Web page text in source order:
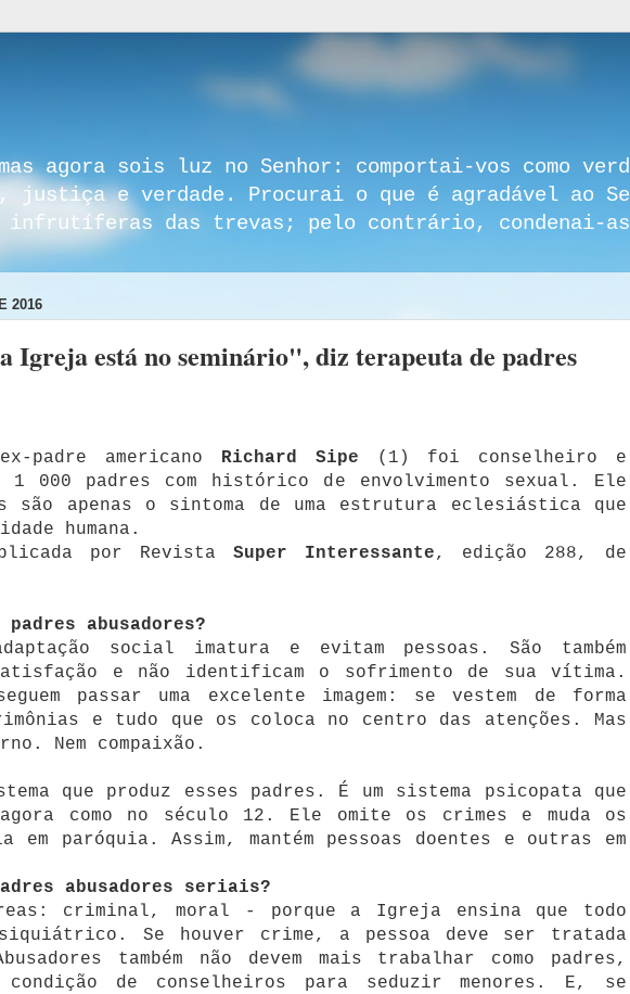
agora sois luz no Senhor: comportai-vos como
justiça e verdade. Procurai o que é agradável ao
infrutíferas das trevas; pelo contrário, condenai-
2016
Igreja está no seminário", diz terapeuta de padres
padre americano Richard Sipe (1) foi conselheiro e
1 000 padres com histórico de envolvimento sexual. Ele
são apenas o sintoma de uma estrutura eclesiástica que
humana.
por Revista Super Interessante, edição 288, de
abusadores?
social imatura e evitam pessoas. São também
e não identificam o sofrimento de sua vítima.
passar uma excelente imagem: se vestem de forma
e tudo que os coloca no centro das atenções. Mas
Nem compaixão.
que produz esses padres. É um sistema psicopata que
como no século 12. Ele omite os crimes e muda os
em paróquia. Assim, mantém pessoas doentes e outras em
abusadores seriais?
criminal, moral - porque a Igreja ensina que todo
Se houver crime, a pessoa deve ser tratada
também não devem mais trabalhar como padres,
condição de conselheiros para seduzir menores. E, se